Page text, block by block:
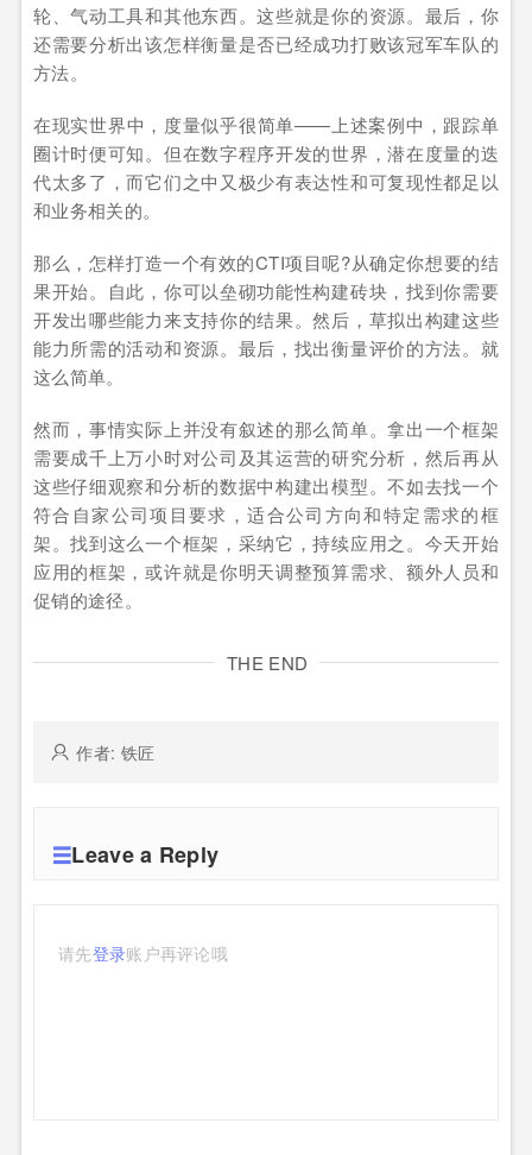
轮、气动工具和其他东西。这些就是你的资源。最后，你
还需要分析出该怎样衡量是否已经成功打败该冠军车队的
方法。
在现实世界中，度量似乎很简单——上述案例中，跟踪单
圈计时便可知。但在数字程序开发的世界，潜在度量的迭
代太多了，而它们之中又极少有表达性和可复现性都足以
和业务相关的。
那么，怎样打造一个有效的CTI项目呢?从确定你想要的结
果开始。自此，你可以垒砌功能性构建砖块，找到你需要
开发出哪些能力来支持你的结果。然后，草拟出构建这些
能力所需的活动和资源。最后，找出衡量评价的方法。就
这么简单。
然而，事情实际上并没有叙述的那么简单。拿出一个框架
需要成千上万小时对公司及其运营的研究分析，然后再从
这些仔细观察和分析的数据中构建出模型。不如去找一个
符合自家公司项目要求，适合公司方向和特定需求的框
架。找到这么一个框架，采纳它，持续应用之。今天开始
应用的框架，或许就是你明天调整预算需求、额外人员和
促销的途径。
THE END
作者: 铁匠
Leave a Reply
请先登录账户再评论哦